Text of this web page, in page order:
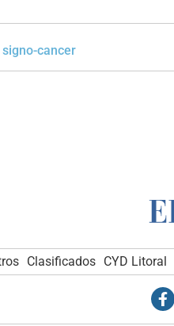
signo-cancer
Clasificados CYD Litoral